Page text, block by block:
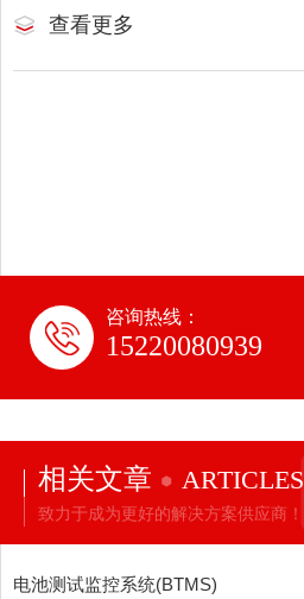
查看更多
咨询热线：
15220080939
相关文章 ARTICLES
致力于成为更好的解决方案供应商！
电池测试监控系统(BTMS)